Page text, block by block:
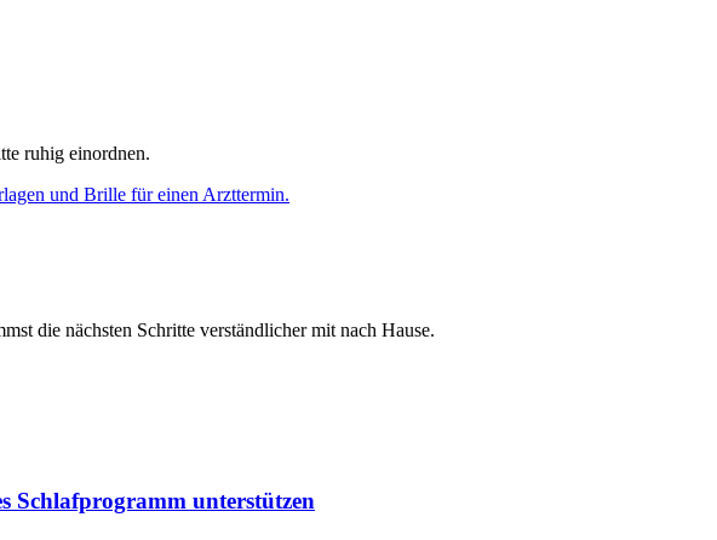
ruhig einordnen.
die nächsten Schritte verständlicher mit nach Hause.
Schlafprogramm unterstützen